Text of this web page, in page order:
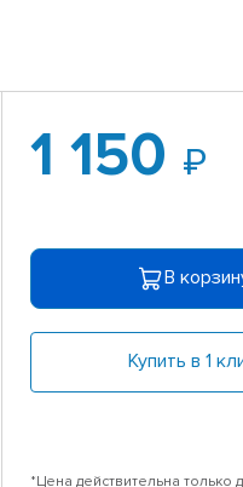
1 150
В
Купить в 1
*Цена действительна только